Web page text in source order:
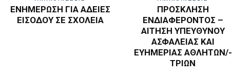
ΕΝΗΜΕΡΩΣΗ ΓΙΑ ΑΔΕΙΕΣ
ΕΙΣΟΔΟΥ ΣΕ ΣΧΟΛΕΙΑ
ΠΡΟΣΚΛΗΣΗ
ΕΝΔΙΑΦΕΡΟΝΤΟΣ –
ΑΙΤΗΣΗ ΥΠΕΥΘΥΝΟΥ
ΑΣΦΑΛΕΙΑΣ ΚΑΙ
ΕΥΗΜΕΡΙΑΣ ΑΘΛΗΤΩΝ/-
ΤΡΙΩΝ